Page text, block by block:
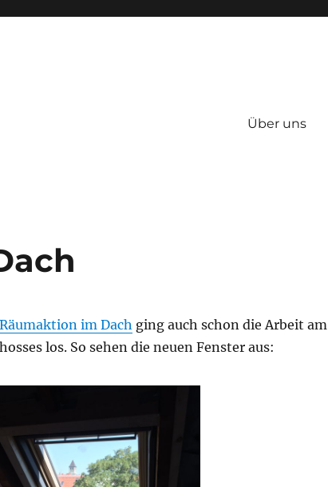
Über uns
im Dach ging auch schon die Arbeit am
los. So sehen die neuen Fenster aus: